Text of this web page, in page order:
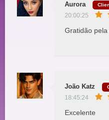
Aurora
20:00:25
Gratidão
João Katz
18:45:24
Excelente